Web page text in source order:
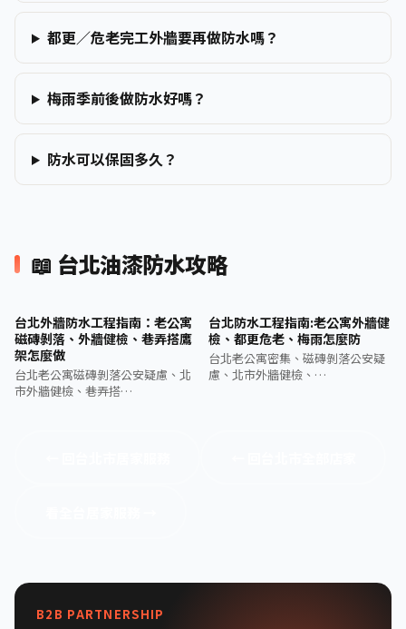
都更／危老完工外牆要再做防水嗎？
梅雨季前後做防水好嗎？
防水可以保固多久？
📖 台北油漆防水攻略
台北外牆防水工程指南：老公寓
磁磚剝落、外牆健檢、巷弄搭鷹
架怎麼做
台北老公寓磁磚剝落公安疑慮、北
市外牆健檢、巷弄搭…
台北防水工程指南:老公寓外牆健
檢、都更危老、梅雨怎麼防
台北老公寓密集、磁磚剝落公安疑
慮、北市外牆健檢、…
B2B PARTNERSHIP